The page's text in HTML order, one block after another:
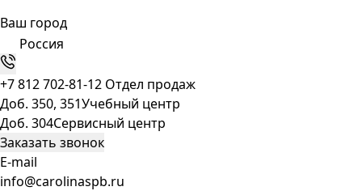
Ваш город
Россия
+7 812 702-81-12 Отдел продаж
Доб. 350, 351Учебный центр
Доб. 304Сервисный центр
Заказать звонок
E-mail
info@carolinaspb.ru